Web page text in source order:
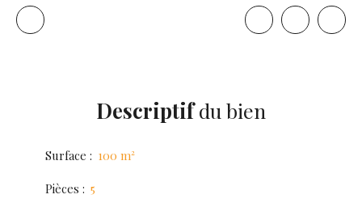
Descriptifdu bien
Surface : 100 m²
Pièces : 5